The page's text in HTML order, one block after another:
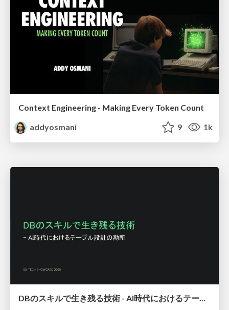
Context Engineering - Making Every Token Count
addyosmani
9 1k
DBのスキルで生き残る技術 - AI時代におけるテーブル設計の勘所